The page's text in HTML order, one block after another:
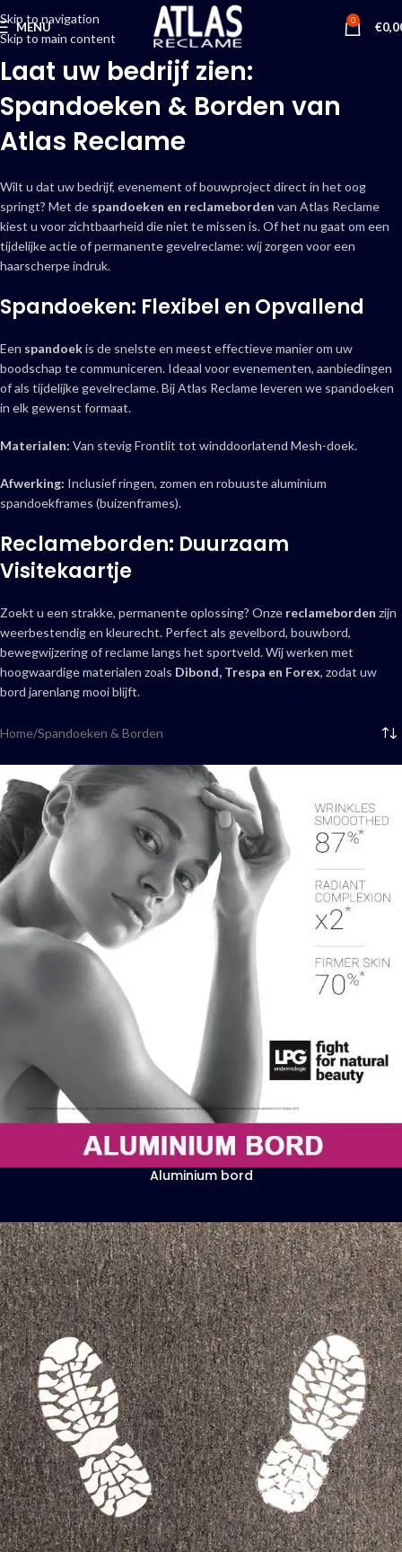
Skip to navigation
Skip to main content
MENU 0 €
Laat uw bedrijf zien:
Spandoeken & Borden van
Atlas Reclame
Wilt u dat uw bedrijf, evenement of bouwproject direct in het oog
springt? Met de spandoeken en reclameborden van Atlas Reclame
kiest u voor zichtbaarheid die niet te missen is. Of het nu gaat om een
tijdelijke actie of permanente gevelreclame: wij zorgen voor een
haarscherpe indruk.
Spandoeken: Flexibel en Opvallend
Een spandoekis de snelste en meest effectieve manier om uw
boodschap te communiceren. Ideaal voor evenementen, aanbiedingen
of als tijdelijke gevelreclame. Bij Atlas Reclame leveren we spandoeken
in elk gewenst formaat.
Materialen: Van stevig Frontlit tot winddoorlatend Mesh-doek.
Afwerking: Inclusief ringen, zomen en robuuste aluminium
spandoekframes (buizenframes).
Reclameborden: Duurzaam
Visitekaartje
Zoekt u een strakke, permanente oplossing? Onze reclameborden zijn
weerbestendig en kleurecht. Perfect als gevelbord, bouwbord,
bewegwijzering of reclame langs het sportveld. Wij werken met
hoogwaardige materialen zoals Dibond, Trespa en Forex, zodat uw
bord jarenlang mooi blijft.
Home Spandoeken & Borden
Aluminium bord